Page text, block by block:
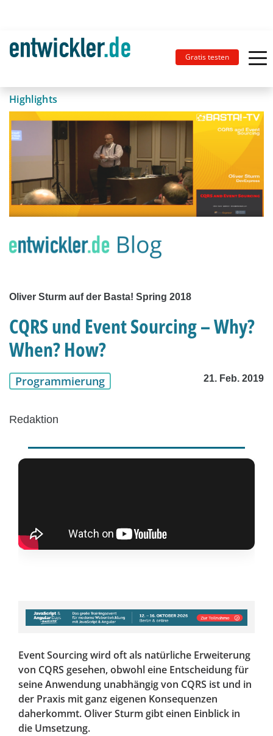
Gratis testen
Highlights
Oliver Sturm auf der Basta! Spring 2018
CQRS und Event Sourcing – Why?
When? How?
Programmierung 21. Feb. 2019
Redaktion
Event Sourcing wird oft als natürliche Erweiterung
von CQRS gesehen, obwohl eine Entscheidung für
seine Anwendung unabhängig von CQRS ist und in
der Praxis mit ganz eigenen Konsequenzen
daherkommt. Oliver Sturm gibt einen Einblick in
die Umsetzung.